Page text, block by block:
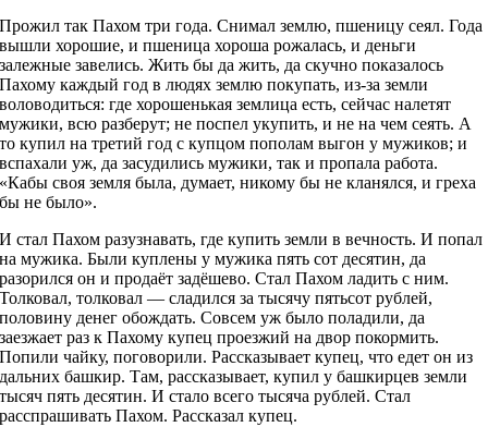
Прожил так Пахом три года. Снимал землю, пшеницу сеял. Года
вышли хорошие, и пшеница хороша рожалась, и деньги
залежные завелись. Жить бы да жить, да скучно показалось
Пахому каждый год в людях землю покупать, из-за земли
воловодиться: где хорошенькая землица есть, сейчас налетят
мужики, всю разберут; не поспел укупить, и не на чем сеять. А
то купил на третий год с купцом пополам выгон у мужиков; и
вспахали уж, да засудились мужики, так и пропала работа.
«Кабы своя земля была, думает, никому бы не кланялся, и греха
бы не было».
И стал Пахом разузнавать, где купить земли в вечность. И попал
на мужика. Были куплены у мужика пять сот десятин, да
разорился он и продаёт задёшево. Стал Пахом ладить с ним.
Толковал, толковал — сладился за тысячу пятьсот рублей,
половину денег обождать. Совсем уж было поладили, да
заезжает раз к Пахому купец проезжий на двор покормить.
Попили чайку, поговорили. Рассказывает купец, что едет он из
дальних башкир. Там, рассказывает, купил у башкирцев земли
тысяч пять десятин. И стало всего тысяча рублей. Стал
расспрашивать Пахом. Рассказал купец.